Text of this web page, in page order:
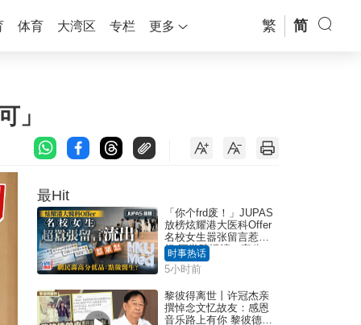
体育 大湾区 专栏 更多 繁 简
」
最Hit
「你个frd废！」JUPAS
放榜炫耀港大医科Offer
名校女生嚣张留言惹众
怒 医学院澄清：宣称
「40.5分获录取」不符事
实｜Juicy叮
时事热话
5小时前
黎彼得离世丨许冠杰亲
撰悼念文忆故友：感恩
音乐路上有你 黎彼德曾